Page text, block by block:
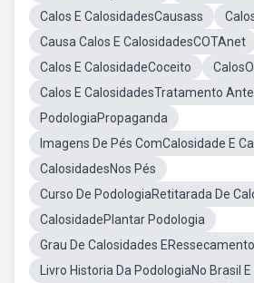
Calos E CalosidadesCausass
Causa Calos E CalosidadesCOTAnet
Calos E CalosidadeCoceito
Calos E CalosidadesTratamento
PodologiaPropaganda
Imagens De Pés ComCalosidade E
CalosidadesNos Pés
Curso De PodologiaRetitarada De
CalosidadePlantar Podologia
Grau De Calosidades ERessecamento
Livro Historia Da PodologiaNo Brasil